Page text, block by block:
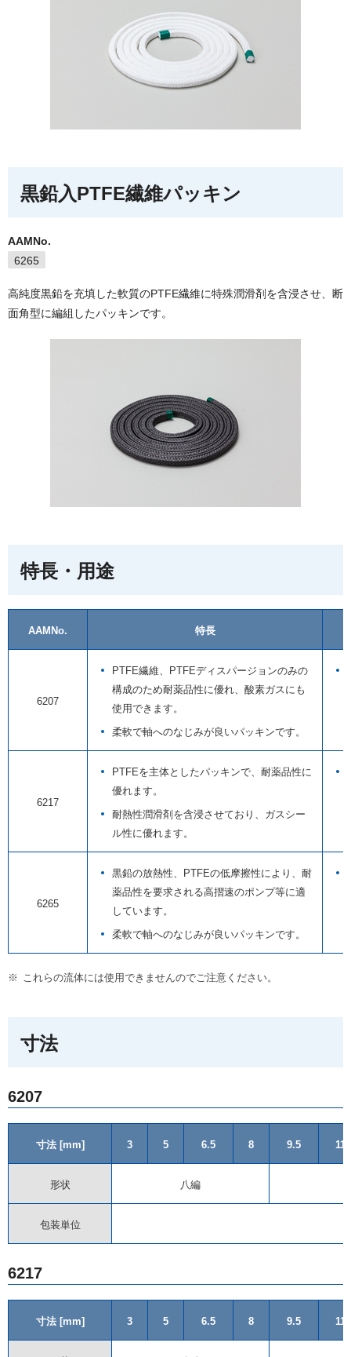
黒鉛入PTFE繊維パッキン
AAMNo.
6265
高純度黒鉛を充填した軟質のPTFE繊維に特殊潤滑剤を含浸させ、断
面角型に編組したパッキンです。
特長・用途
AAMNo. 特長
6207
PTFE繊維、PTFEディスパージョンのみの
構成のため耐薬品性に優れ、酸素ガスにも
使用できます。
柔軟で軸へのなじみが良いパッキンです。
6217
PTFEを主体としたパッキンで、耐薬品性に
優れます。
耐熱性潤滑剤を含浸させており、ガスシー
ル性に優れます。
6265
黒鉛の放熱性、PTFEの低摩擦性により、耐
薬品性を要求される高摺速のポンプ等に適
しています。
柔軟で軸へのなじみが良いパッキンです。
※ これらの流体には使用できませんのでご注意ください。
寸法
6207
寸法 [mm] 3 5 6.5 8 9.5 11
形状 八編
包装単位
6217
寸法 [mm] 3 5 6.5 8 9.5 11